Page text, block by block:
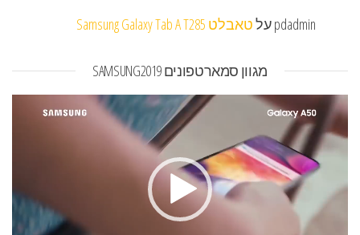
pdadminעלטאבלט Samsung Galaxy Tab A T285
מגוון סמארטפונים SAMSUNG2019
נגן
וידאו